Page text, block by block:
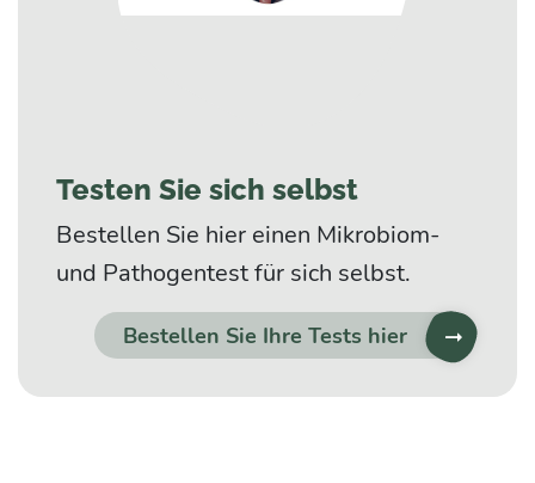
Testen Sie sich selbst
Bestellen Sie hier einen Mikrobiom-
und Pathogentest für sich selbst.
Bestellen Sie Ihre Tests hier